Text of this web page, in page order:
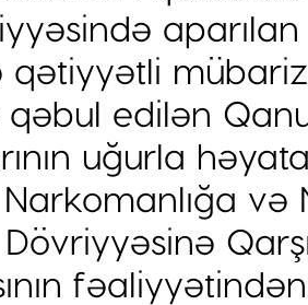
qətiyyətli
edilən
uğurla
və
fəaliyyətindən